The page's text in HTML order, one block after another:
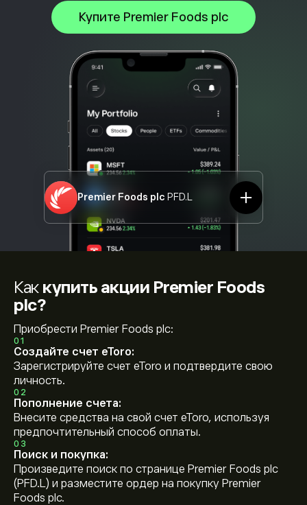
Купите Premier Foods plc
Premier Foods plc PFD.L
Как купить акции Premier Foods
plc?
Приобрести Premier Foods plc:
01
Создайте счет eToro:
Зарегистрируйте счет eToro и подтвердите свою
личность.
02
Пополнение счета:
Внесите средства на свой счет eToro, используя
предпочтительный способ оплаты.
03
Поиск и покупка:
Произведите поиск по странице Premier Foods plc
(PFD.L) и разместите ордер на покупку Premier
Foods plc.